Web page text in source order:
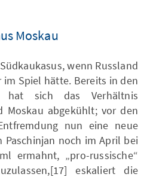
Moskau
wenn Russland
im Spiel hätte. Bereits in den
hat sich das Verhältnis
Moskau abgekühlt; vor den
nun eine neue
Paschinjan noch im April bei
ermahnt, „pro-russische“
eskaliert die